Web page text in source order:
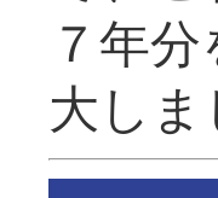
７年
大